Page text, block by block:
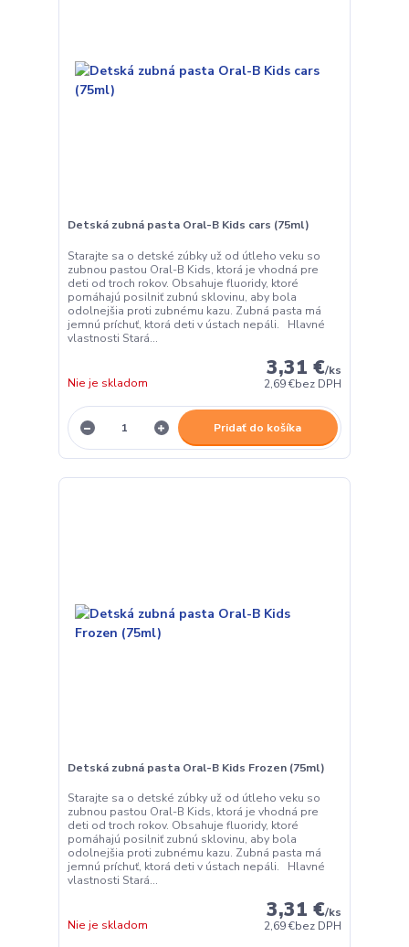
Detská zubná pasta Oral-B Kids cars (75ml)
Starajte sa o detské zúbky už od útleho veku so
zubnou pastou Oral-B Kids, ktorá je vhodná pre
deti od troch rokov. Obsahuje fluoridy, ktoré
pomáhajú posilniť zubnú sklovinu, aby bola
odolnejšia proti zubnému kazu. Zubná pasta má
jemnú príchuť, ktorá deti v ústach nepáli. Hlavné
vlastnosti Stará...
3,31 €/ks
2,69 €bez DPH
Nie je skladom
Pridať do košíka
Detská zubná pasta Oral-B Kids Frozen (75ml)
Starajte sa o detské zúbky už od útleho veku so
zubnou pastou Oral-B Kids, ktorá je vhodná pre
deti od troch rokov. Obsahuje fluoridy, ktoré
pomáhajú posilniť zubnú sklovinu, aby bola
odolnejšia proti zubnému kazu. Zubná pasta má
jemnú príchuť, ktorá deti v ústach nepáli. Hlavné
vlastnosti Stará...
3,31 €/ks
2,69 €bez DPH
Nie je skladom